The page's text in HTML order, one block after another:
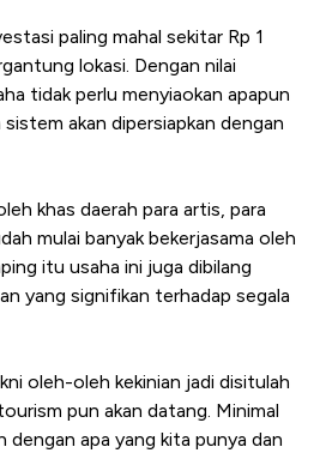
paling mahal sekitar Rp 1
lokasi. Dengan nilai
tidak perlu menyiaokan apapun
akan dipersiapkan dengan
khas daerah para artis, para
mulai banyak bekerjasama oleh
itu usaha ini juga dibilang
yang signifikan terhadap segala
oleh-oleh kekinian jadi disitulah
pun akan datang. Minimal
dengan apa yang kita punya dan